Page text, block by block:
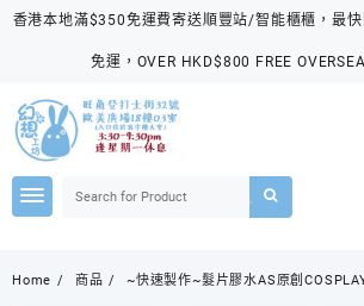
Skip
香港本地滿$350免運費寄送順豐站/智能櫃櫃，最
免運，OVER HKD$800 FREE
Home 商品 ~快速製作~髮片膠水AS原創